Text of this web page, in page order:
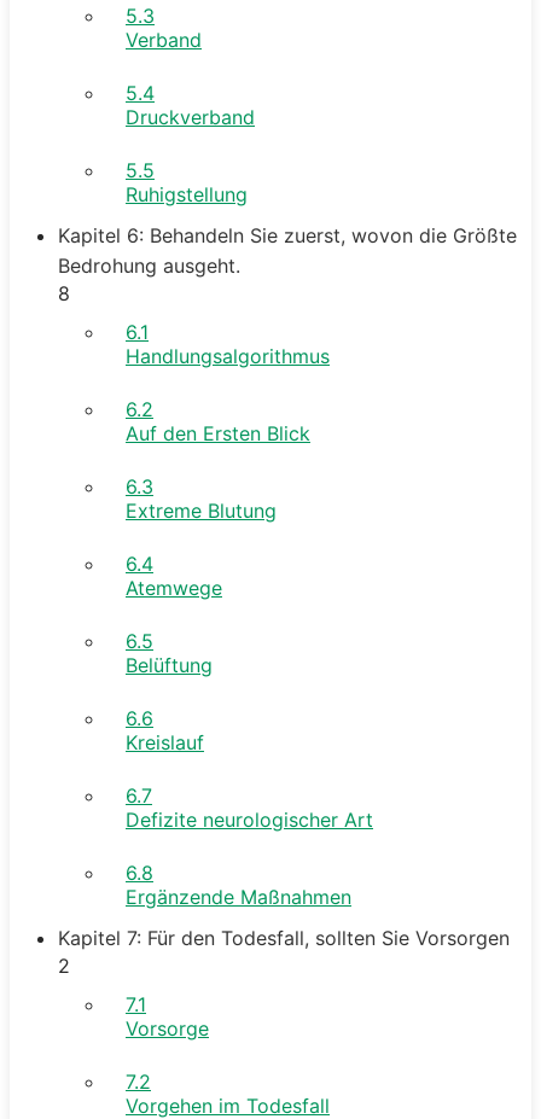
5.3
Verband
5.4
Druckverband
5.5
Ruhigstellung
Kapitel 6: Behandeln Sie zuerst, wovon die Größte
Bedrohung ausgeht.
8
6.1
Handlungsalgorithmus
6.2
Auf den Ersten Blick
6.3
Extreme Blutung
6.4
Atemwege
6.5
Belüftung
6.6
Kreislauf
6.7
Defizite neurologischer Art
6.8
Ergänzende Maßnahmen
Kapitel 7: Für den Todesfall, sollten Sie Vorsorgen
2
7.1
Vorsorge
7.2
Vorgehen im Todesfall